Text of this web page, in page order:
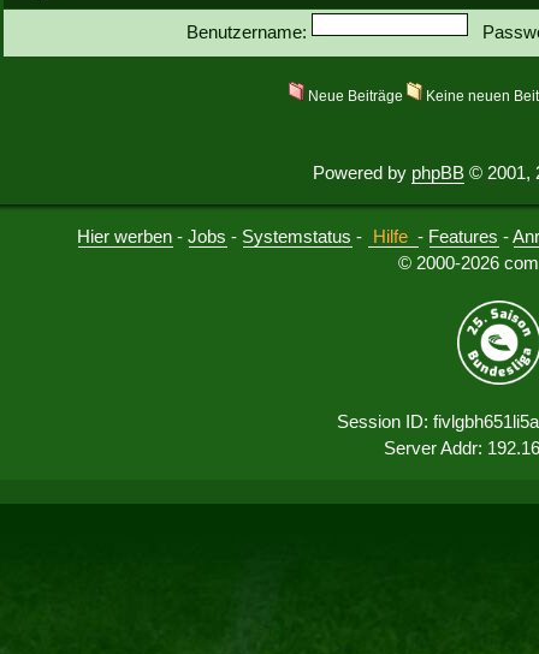
Benutzername:
Neue Beiträge Keine neuen
Powered by phpBB © 2001,
Hier werben -Jobs - Systemstatus - Hilfe - Features -
© 2000-2026
Session ID:
Server Addr: